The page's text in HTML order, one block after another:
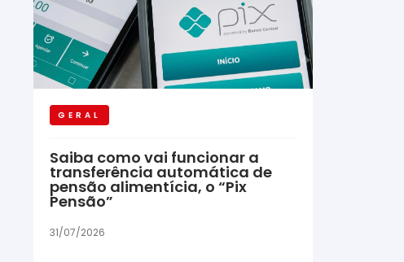
GERAL
Saiba como vai funcionar a
transferência automática de
pensão alimentícia, o “Pix
Pensão”
31/07/2026